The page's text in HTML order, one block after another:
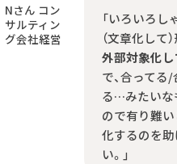
Nさん コン
サルティン
グ会社経営
「いろいろ
（文章化して
外部対象化し
で、合って
る…みたいな
ので有り難
化するのを
い。」